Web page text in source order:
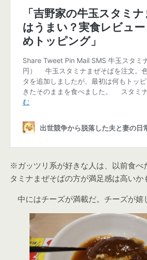
※ガッツリ系が好きな人は、以前食べ
タミナまぜそばの方が満足感は高いか
中にはチーズが満載だ。チーズが嬉